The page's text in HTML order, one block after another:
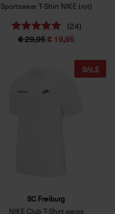
Sportswear T-Shirt NIKE (rot)
(24)
€ 29,95€ 19,95
SC Freiburg
NIKE Club T-Shirt weiss
SALE